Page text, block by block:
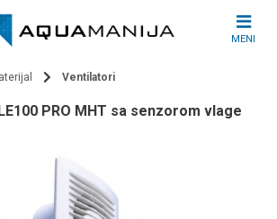
MENI
Ventilatori
PRO MHT sa senzorom vlage